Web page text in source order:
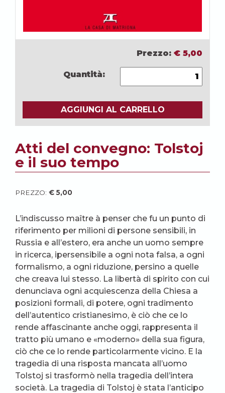
Prezzo: € 5,00
Quantità:
AGGIUNGI AL CARRELLO
Atti del convegno: Tolstoj
e il suo tempo
PREZZO: €5,00
L’indiscusso maître à penser che fu un punto di
riferimento per milioni di persone sensibili, in
Russia e all’estero, era anche un uomo sempre
in ricerca, ipersensibile a ogni nota falsa, a ogni
formalismo, a ogni riduzione, persino a quelle
che creava lui stesso. La libertà di spirito con cui
denunciava ogni acquiescenza della Chiesa a
posizioni formali, di potere, ogni tradimento
dell’autentico cristianesimo, è ciò che ce lo
rende affascinante anche oggi, rappresenta il
tratto più umano e «moderno» della sua figura,
ciò che ce lo rende particolarmente vicino. E la
tragedia di una risposta mancata all’uomo
Tolstoj si trasformò nella tragedia dell’intera
società. La tragedia di Tolstoj è stata l’anticipo